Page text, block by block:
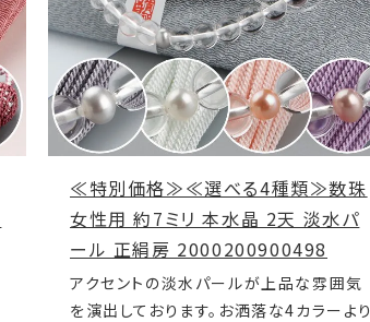
≪特別価格≫≪選べる4種類≫数珠
女性用 約7ミリ 本水晶 2天 淡水パ
ール 正絹房 2000200900498
アクセントの淡水パールが上品な雰囲気
を演出しております。お洒落な4カラーより